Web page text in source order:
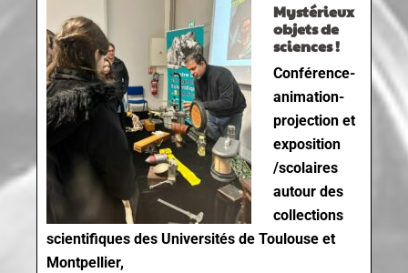
Mystérieux
objets de
sciences !
Conférence-
animation-
projection et
exposition
/scolaires
autour des
collections
scientifiques des Universités de Toulouse et
Montpellier,